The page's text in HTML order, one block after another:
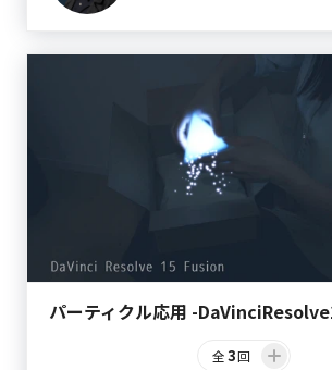
パーティクル応用 -
全3回